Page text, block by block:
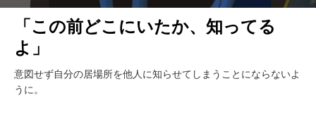
「この前どこにいたか、知ってる
よ」
意図せず自分の居場所を他人に知らせてしまうことにならないよ
うに。